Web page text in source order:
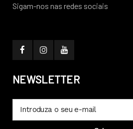
Sigam-nos nas redes sociais
NEWSLETTER